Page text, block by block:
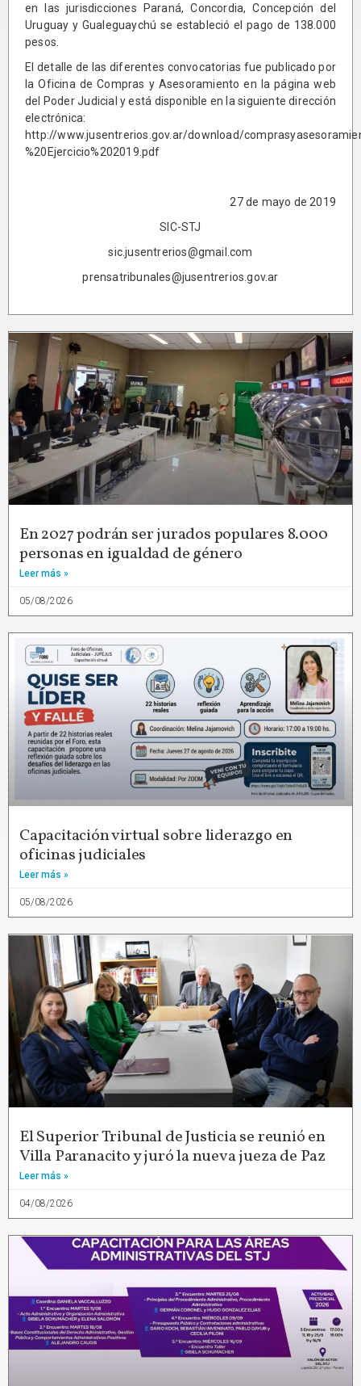
en las jurisdicciones Paraná, Concordia, Concepción del
Uruguay y Gualeguaychú se estableció el pago de 138.000
pesos.
El detalle de las diferentes convocatorias fue publicado por
la Oficina de Compras y Asesoramiento en la página web
del Poder Judicial y está disponible en la siguiente dirección
electrónica:
http://www.jusentrerios.gov.ar/download/
%20Ejercicio%202019.pdf
27 de mayo de 2019
SIC-STJ
sic.jusentrerios@gmail.com
prensatribunales@jusentrerios.gov.ar
En 2027 podrán ser jurados populares 8.000
personas en igualdad de género
Leer más »
05/08/2026
Capacitación virtual sobre liderazgo en
oficinas judiciales
Leer más »
05/08/2026
El Superior Tribunal de Justicia se reunió en
Villa Paranacito y juró la nueva jueza de Paz
Leer más »
04/08/2026